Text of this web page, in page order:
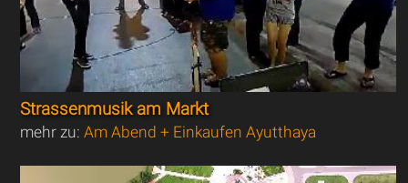
Strassenmusik am Markt
mehr zu:Am Abend + Einkaufen Ayutthaya